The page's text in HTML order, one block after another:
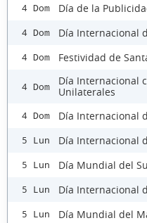
4 Dom Día de la
4 Dom Día Internacional
4 Dom Festividad de
4 Dom
Día Internacional
Unilaterales
4 Dom Día Internacional
5 Lun Día Internacional
5 Lun Día Mundial del
5 Lun Día Internacional
5 Lun Día Mundial del